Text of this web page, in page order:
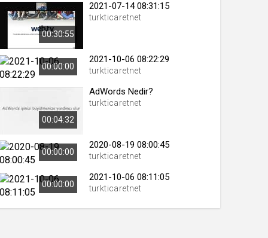
yıl
00:30:55
2021-07-14 08:31:15
turkticaretnet
00:00:00
2021-10-06 08:22:29
turkticaretnet
00:04:32
AdWords Nedir?
turkticaretnet
00:00:00
2020-08-19 08:00:45
turkticaretnet
00:00:00
2021-10-06 08:11:05
turkticaretnet